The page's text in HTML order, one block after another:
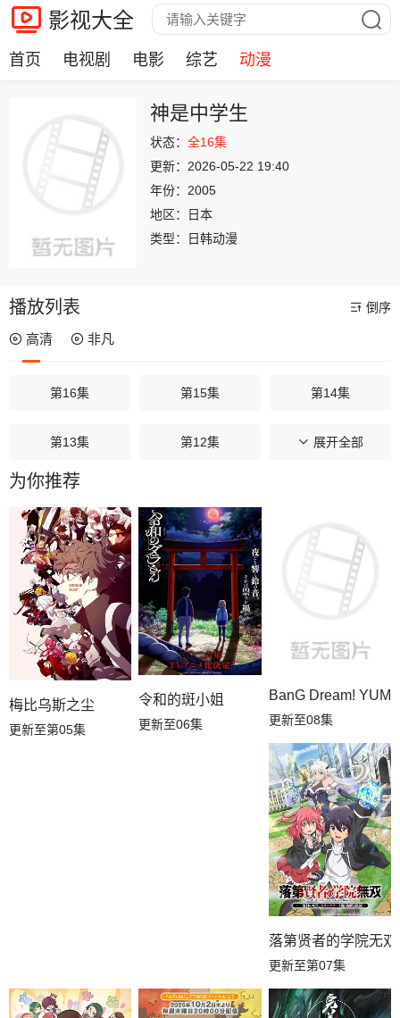
影视大全
首页 电视剧 电影 综艺 动漫
神是中学生
状态： 全16集
更新： 2026-05-22 19:40
年份： 2005
地区：
日本
类型：
日韩动漫
播放列表 倒序
高清 非凡
第16集 第15集 第14集
第13集 第12集 第11集
第10集
第07集 第06集
第04集 第03集 第02集
第01集
展开全部
为你推荐
梅比乌斯之尘
更新至第05集
令和的斑小姐
更新至06集
BanG Dream!
更新至08集
落第贤者的学院无
更新至第07集